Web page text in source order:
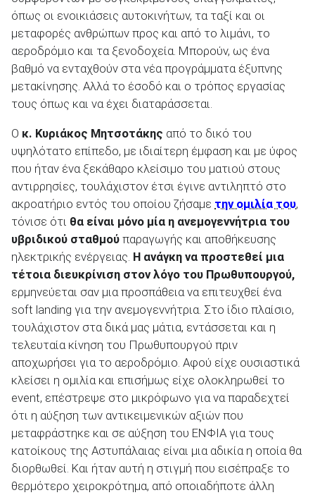
όπως οι ενοικιάσεις αυτοκινήτων, τα ταξί και οι
μεταφορές ανθρώπων προς και από το λιμάνι, το
αεροδρόμιο και τα ξενοδοχεία. Μπορούν, ως ένα
βαθμό να ενταχθούν στα νέα προγράμματα έξυπνης
μετακίνησης. Αλλά το έσοδό και ο τρόπος εργασίας
τους όπως και να έχει διαταράσσεται.
Ο κ. Κυριάκος Μητσοτάκης από το δικό του
υψηλότατο επίπεδο, με ιδιαίτερη έμφαση και με ύφος
που ήταν ένα ξεκάθαρο κλείσιμο του ματιού στους
αντιρρησίες, τουλάχιστον έτσι έγινε αντιληπτό στο
ακροατήριο εντός του οποίου ζήσαμε την ομιλία του,
τόνισε ότι θα είναι μόνο μία η ανεμογεννήτρια του
υβριδικού σταθμού παραγωγής και αποθήκευσης
ηλεκτρικής ενέργειας. Η ανάγκη να προστεθεί μια
τέτοια διευκρίνιση στον λόγο του Πρωθυπουργού,
ερμηνεύεται σαν μια προσπάθεια να επιτευχθεί ένα
soft landing για την ανεμογεννήτρια. Στο ίδιο πλαίσιο,
τουλάχιστον στα δικά μας μάτια, εντάσσεται και η
τελευταία κίνηση του Πρωθυπουργού πριν
αποχωρήσει για το αεροδρόμιο. Αφού είχε ουσιαστικά
κλείσει η ομιλία και επισήμως είχε ολοκληρωθεί το
event, επέστρεψε στο μικρόφωνο για να παραδεχτεί
ότι η αύξηση των αντικειμενικών αξιών που
μεταφράστηκε και σε αύξηση του ΕΝΦΙΑ για τους
κατοίκους της Αστυπάλαιας είναι μια αδικία η οποία θα
διορθωθεί. Και ήταν αυτή η στιγμή που εισέπραξε το
θερμότερο χειροκρότημα, από οποιαδήποτε άλλη